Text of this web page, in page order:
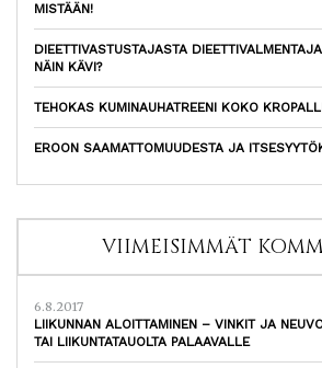
MISTÄÄN!
DIEETTIVASTUSTAJASTA
NÄIN KÄVI?
TEHOKAS KUMINAUHATREENI KOKO
EROON SAAMATTOMUUDESTA JA
VIIMEISIMMÄT
6.8.2017
LIIKUNNAN ALOITTAMINEN – VINKIT JA
TAI LIIKUNTATAUOLTA PALAAVALLE